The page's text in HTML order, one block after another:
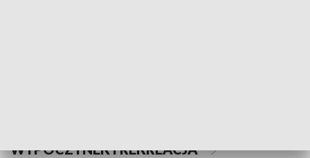
WYPOCZYNEK I REKREACJA